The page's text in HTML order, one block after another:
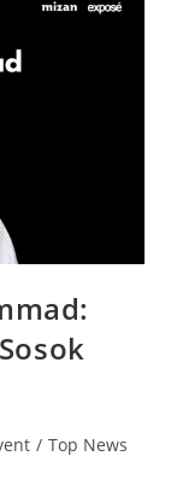
/ Top News